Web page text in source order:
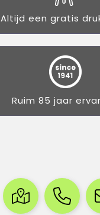
Altijd een gratis
Ruim 85 jaar